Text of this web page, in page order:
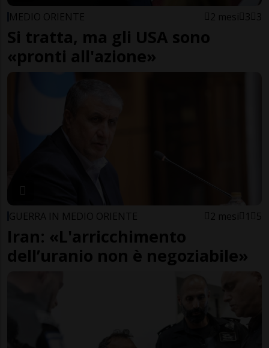
MEDIO ORIENTE 2 mesi 3 3
Si tratta, ma gli USA sono
«pronti all'azione»
GUERRA IN MEDIO ORIENTE 2 mesi 1 5
Iran: «L'arricchimento
dell’uranio non è negoziabile»